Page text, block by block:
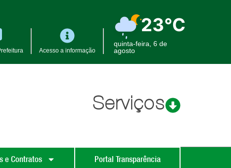
Acesso a informação
23°C
quinta-feira, 6 de
agosto
Serviços
e Contratos Portal Transparência